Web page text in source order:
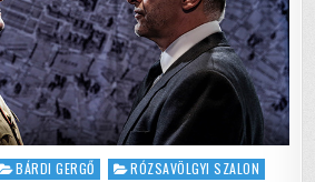
BÁRDI GERGŐ
RÓZSAVÖLGYI SZALON